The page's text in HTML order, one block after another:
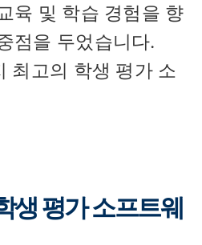
육 및 학습 경험을 향
점을 두었습니다.
최고의 학생 평가 소
생 평가 소프트웨